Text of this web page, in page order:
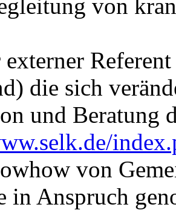
von
die sich
und Beratung
von
in Anspruch